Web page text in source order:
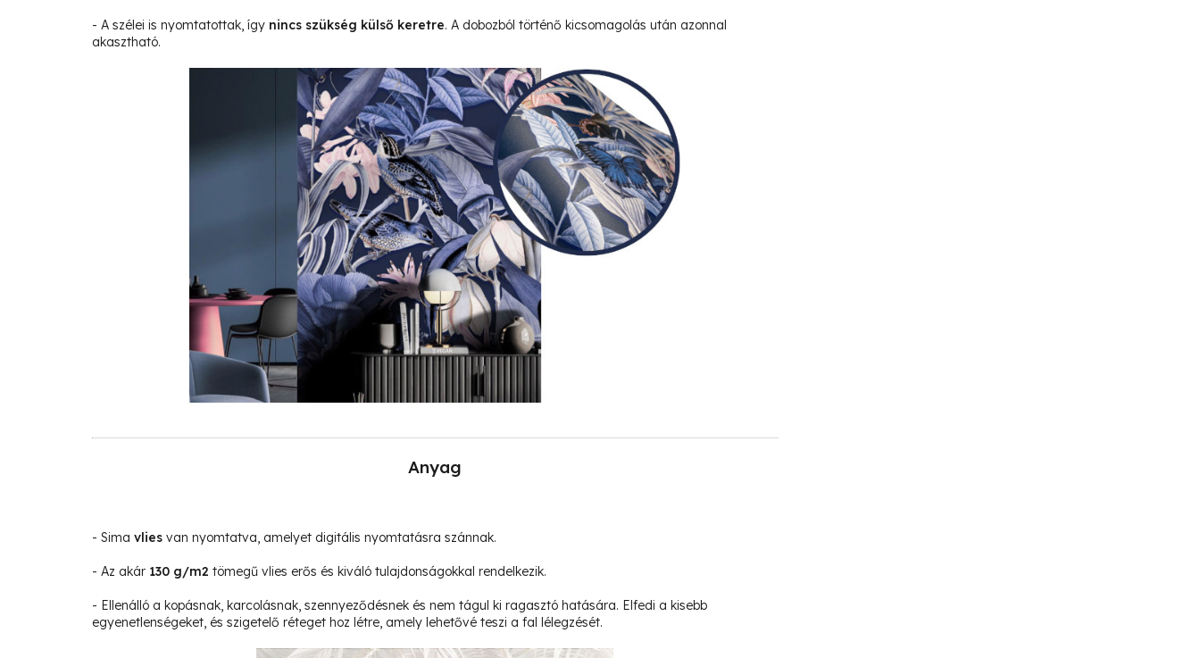
- A szélei is nyomtatottak, így nincs szükség külső keretre. A dobozból történő kicsomagolás után azonnal
akasztható.
Anyag
- Sima vlies van nyomtatva, amelyet digitális nyomtatásra szánnak.
- Az akár 130 g/m2 tömegű vlies erős és kiváló tulajdonságokkal rendelkezik.
- Ellenálló a kopásnak, karcolásnak, szennyeződésnek és nem tágul ki ragasztó hatására. Elfedi a kisebb
egyenetlenségeket, és szigetelő réteget hoz létre, amely lehetővé teszi a fal lélegzését.